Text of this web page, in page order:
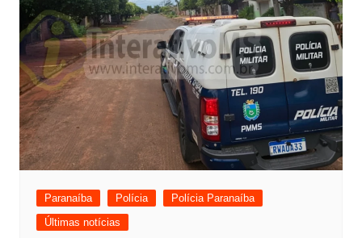
Paranaíba Polícia
Polícia Paranaíba
Últimas notícias